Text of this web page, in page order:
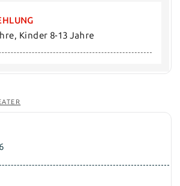
Kinder 8-13 Jahre